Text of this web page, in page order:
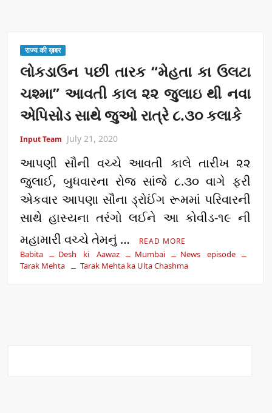
राज्य की ख़बर
લોકડાઉન પછી તારક “મેહતા કા ઉલટા
ચશ્મા” આવતી કાલ ૨૨ જુલાઇ થી નવા
એપિસોડ સાથે જુઓ રાત્રે ૮.૩૦ કલાકે
Input Team July 21, 2020
આપણી સૌની વચ્ચે આવતી કાલે તારીખ ૨૨
જુલાઈ, બુધવારના રોજ સાંજે ૮.૩૦ વાગે ફરી
એકવાર આપણા સૌના ડ્રોઈંગ રૂમમાં પરિવારની
સાથે હાસ્યના તરંગો લઈને આ કોવીડ-૧૯ ની
મહામારી વચ્ચે તેમનું …
READ MORE
Babita Desh ki Aawaz Mumbai
News episode
Tarak Mehta
Tarak Mehta ka Ulta Chashma